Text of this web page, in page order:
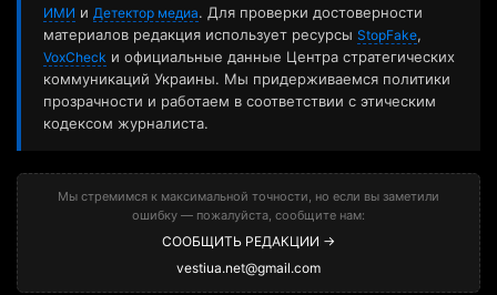
ИМИ и Детектор медиа. Для проверки достоверности
материалов редакция использует ресурсы StopFake,
VoxCheck и официальные данные Центра стратегических
коммуникаций Украины. Мы придерживаемся политики
прозрачности и работаем в соответствии с этическим
кодексом журналиста.
Мы стремимся к максимальной точности, но если вы заметили
ошибку — пожалуйста, сообщите нам:
СООБЩИТЬ РЕДАКЦИИ →
vestiua.net@gmail.com